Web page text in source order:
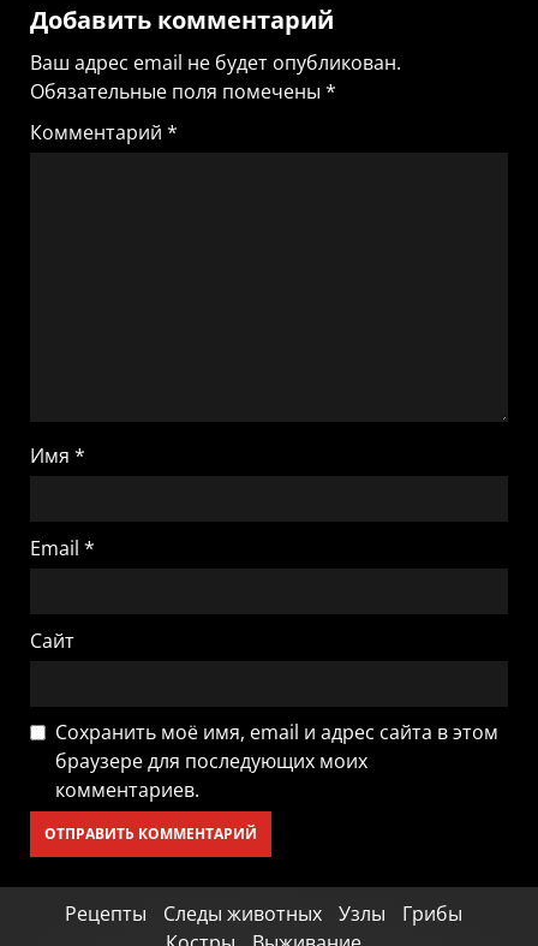
Добавить комментарий
Ваш адрес email не будет опубликован.
Обязательные поля помечены *
Комментарий *
Имя *
Email *
Сайт
Сохранить моё имя, email и адрес сайта в этом
браузере для последующих моих
комментариев.
Рецепты Следы животных Узлы
Грибы